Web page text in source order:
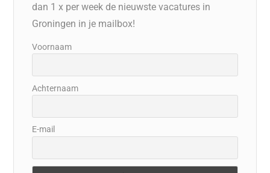
dan 1 x per week de nieuwste vacatures in
Groningen in je mailbox!
Voornaam
Achternaam
E-mail